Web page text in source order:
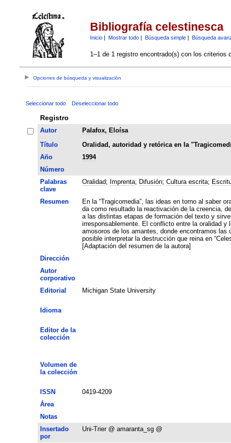
Bibliografía celestinesca
Inicio| Mostrar todo| Búsqueda simple| Búsqueda
1–1 de 1 registro encontrado(s) con los criterios
Opciones de búsqueda y visualización
Seleccionar todo Deseleccionar todo
Registro
Autor
Palafox, Eloísa
Título
Oralidad, autoridad y retórica en la
Año
1994
Número
Palabras
clave
Oralidad; Imprenta; Difusión; Cultura escrita;
Resumen
En la “Tragicomedia”, las ideas en torno al saber
da como resultado la reactivación de la creencia, de origen oral, en el “potencial mágico” del lenguaje. Dicha creencia
a las distintas etapas de formación del texto y
irresponsablemente. El conflicto entre la oralidad y lo
amosoros de los amantes, donde encontramos
posible interpretar la destrucción que reina en “Celestina” como una manifestación de los efectos desintegradores que tiene la difusión de la escritura sobre una comunidad oral.
[Adaptación del resumen de la autora]
Dirección
Autor
corporativo
Editorial Michigan State University
Idioma
Editor de la
colección
Volumen de
la colección
ISSN 0419-4209
Área
Notas
Insertado
por
Uni-Trier @ amaranta_sg @